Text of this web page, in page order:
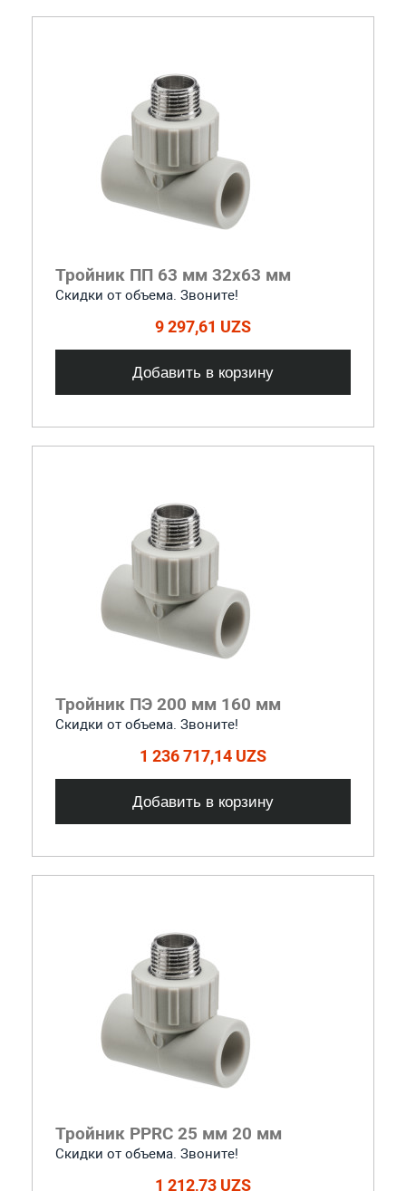
Тройник ПП 63 мм 32х63 мм
Скидки от объема. Звоните!
9 297,61 UZS
Добавить в корзину
Тройник ПЭ 200 мм 160 мм
Скидки от объема. Звоните!
1 236 717,14 UZS
Добавить в корзину
Тройник PPRC 25 мм 20 мм
Скидки от объема. Звоните!
1 212,73 UZS